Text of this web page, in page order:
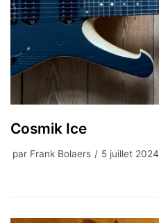
Cosmik Ice
par Frank Bolaers 5 juillet 2024